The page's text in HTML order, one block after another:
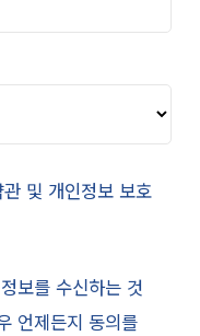
및 개인정보 보호
보를 수신하는 것
언제든지 동의를